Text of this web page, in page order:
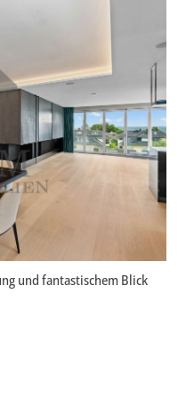
und fantastischem Blick